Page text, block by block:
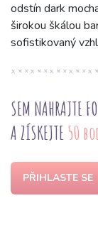
odstín dark
širokou škálou
sofistikovaný
SEM NAHRAJTE
A ZÍSKEJTE 50
PŘIHLASTE SE